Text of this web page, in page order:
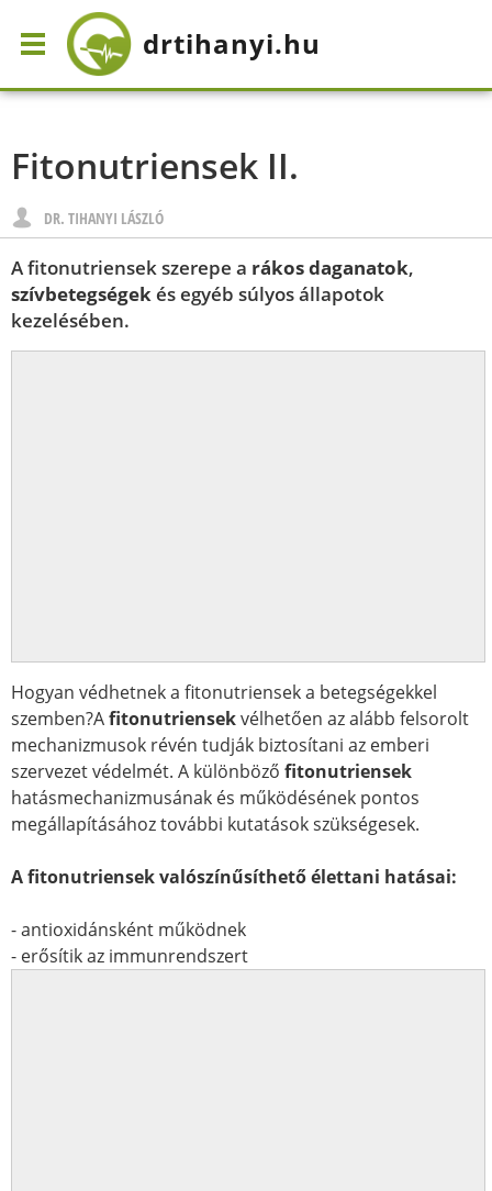
drtihanyi.hu
Fitonutriensek II.
DR. TIHANYI LÁSZLÓ
A fitonutriensek szerepe a rákos daganatok,
szívbetegségekés egyéb súlyos állapotok
kezelésében.
Hogyan védhetnek a fitonutriensek a betegségekkel
szemben?Afitonutriensekvélhetően az alább felsorolt
mechanizmusok révén tudják biztosítani az emberi
szervezet védelmét. A különböző fitonutriensek
hatásmechanizmusának és működésének pontos
megállapításához további kutatások szükségesek.
A fitonutriensek valószínűsíthető élettani hatásai:
- antioxidánsként működnek
- erősítik az immunrendszert